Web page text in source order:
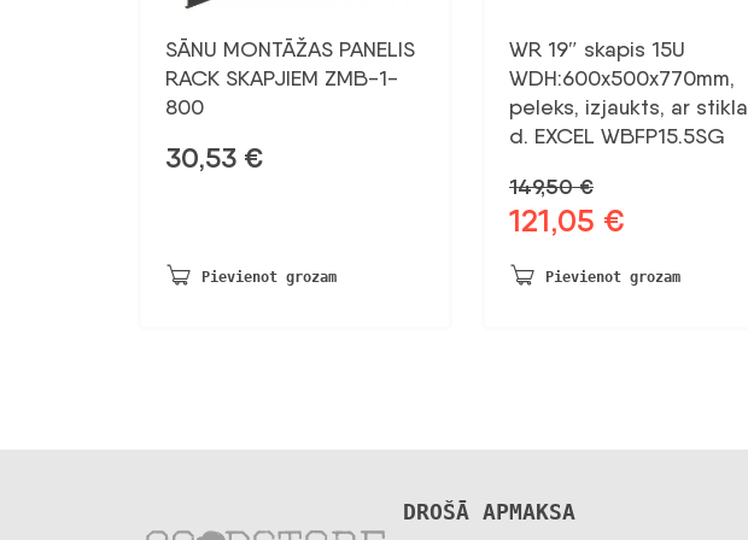
SĀNU MONTĀŽAS PANELIS
RACK SKAPJIEM ZMB-1-
800
30,53 €
Pievienot grozam
WR 19″ skapis 15U
WDH:600x500x770mm,
peleks, izjaukts, ar stikla
d. EXCEL WBFP15.5SG
149,50€
Sākotnējā
bija:
121,05 €
ir:
Pievienot grozam
DROŠĀ APMAKSA